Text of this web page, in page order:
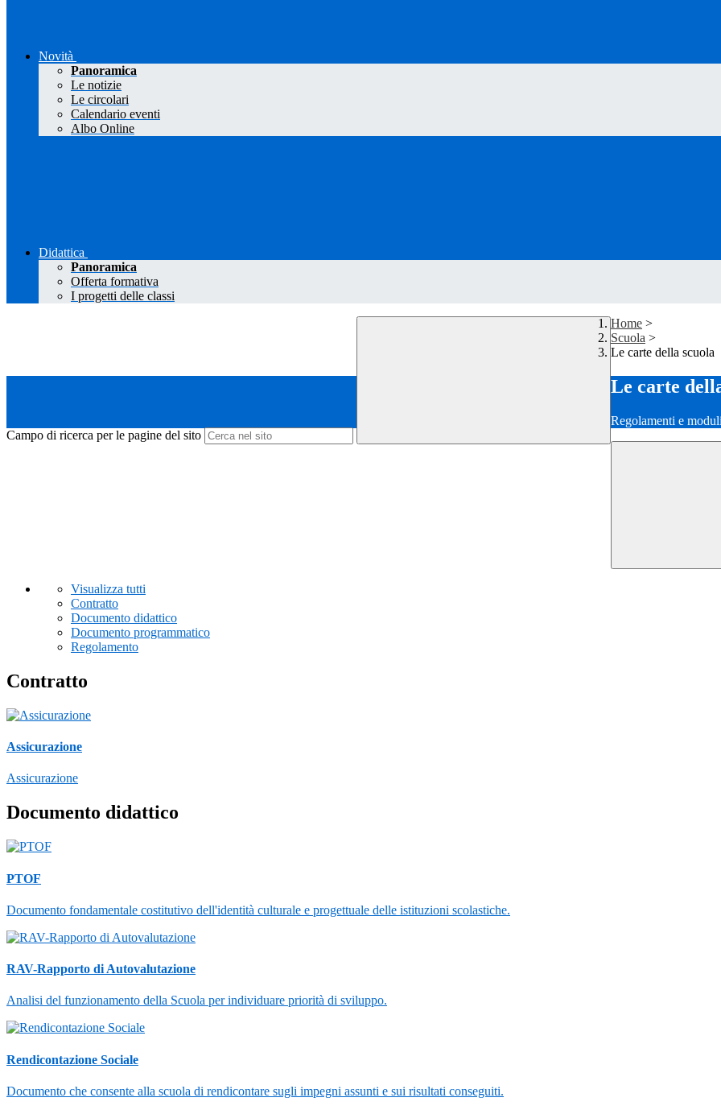
Novità
Panoramica
Le notizie
Le circolari
Calendario eventi
Albo Online
Didattica
Panoramica
Offerta formativa
I progetti delle classi
Campo di ricerca per le pagine del sito
Home >
Scuola >
Le carte della scuola
Le carte
Regolamenti e
Visualizza tutti
Contratto
Documento didattico
Documento programmatico
Regolamento
Contratto
Assicurazione
Assicurazione
Documento didattico
PTOF
Documento fondamentale costitutivo dell'identità culturale e progettuale delle istituzioni scolastiche.
RAV-Rapporto di Autovalutazione
Analisi del funzionamento della Scuola per individuare priorità di sviluppo.
Rendicontazione Sociale
Documento che consente alla scuola di rendicontare sugli impegni assunti e sui risultati conseguiti.